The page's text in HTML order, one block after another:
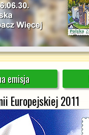
emisja
Europejskiej 2011